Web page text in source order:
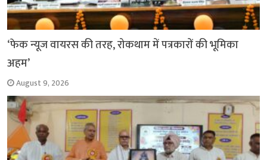
‘फेक न्यूज वायरस की तरह, रोकथाम में पत्रकारों की भूमिका
अहम’
August 9, 2026